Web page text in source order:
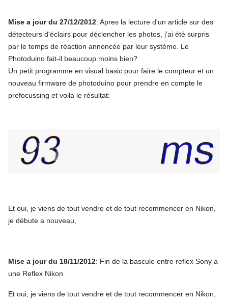
Mise a jour du 27/12/2012: Apres la lecture d'un article sur des
détecteurs d'éclairs pour déclencher les photos, j'ai été surpris
par le temps de réaction annoncée par leur système. Le
Photoduino fait-il beaucoup moins bien?
Un petit programme en visual basic pour faire le compteur et un
nouveau firmware de photoduino pour prendre en compte le
prefocussing et voila le résultat:
Et oui, je viens de tout vendre et de tout recommencer en Nikon,
je débute a nouveau,
Mise a jour du 18/11/2012: Fin de la bascule entre reflex Sony a
une Reflex Nikon
Et oui, je viens de tout vendre et de tout recommencer en Nikon,